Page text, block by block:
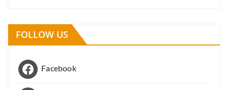
FOLLOW US
Facebook